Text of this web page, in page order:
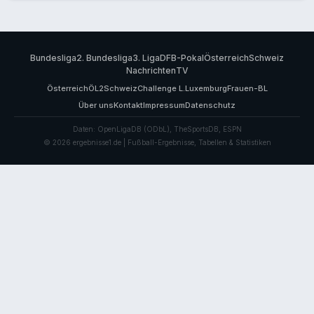
Bundesliga2. Bundesliga3. LigaDFB-PokalÖsterreichSchweiz
NachrichtenTV
ÖsterreichÖL2SchweizChallenge L.LuxemburgFrauen-BL
Über unsKontaktImpressumDatenschutz
Daten: OpenLigaDB (ODbL), TheSportsDB, ESPN
© 2026 ergebnisse1.de | Fußball-Ergebnisse, Tabellen & Statistiken